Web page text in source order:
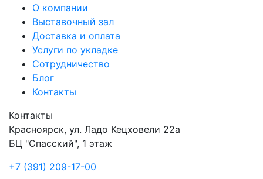
О компании
Выставочный зал
Доставка и оплата
Услуги по укладке
Сотрудничество
Блог
Контакты
Контакты
Красноярск, ул. Ладо Кецховели 22а
БЦ "Спасский", 1 этаж
+7 (391) 209-17-00